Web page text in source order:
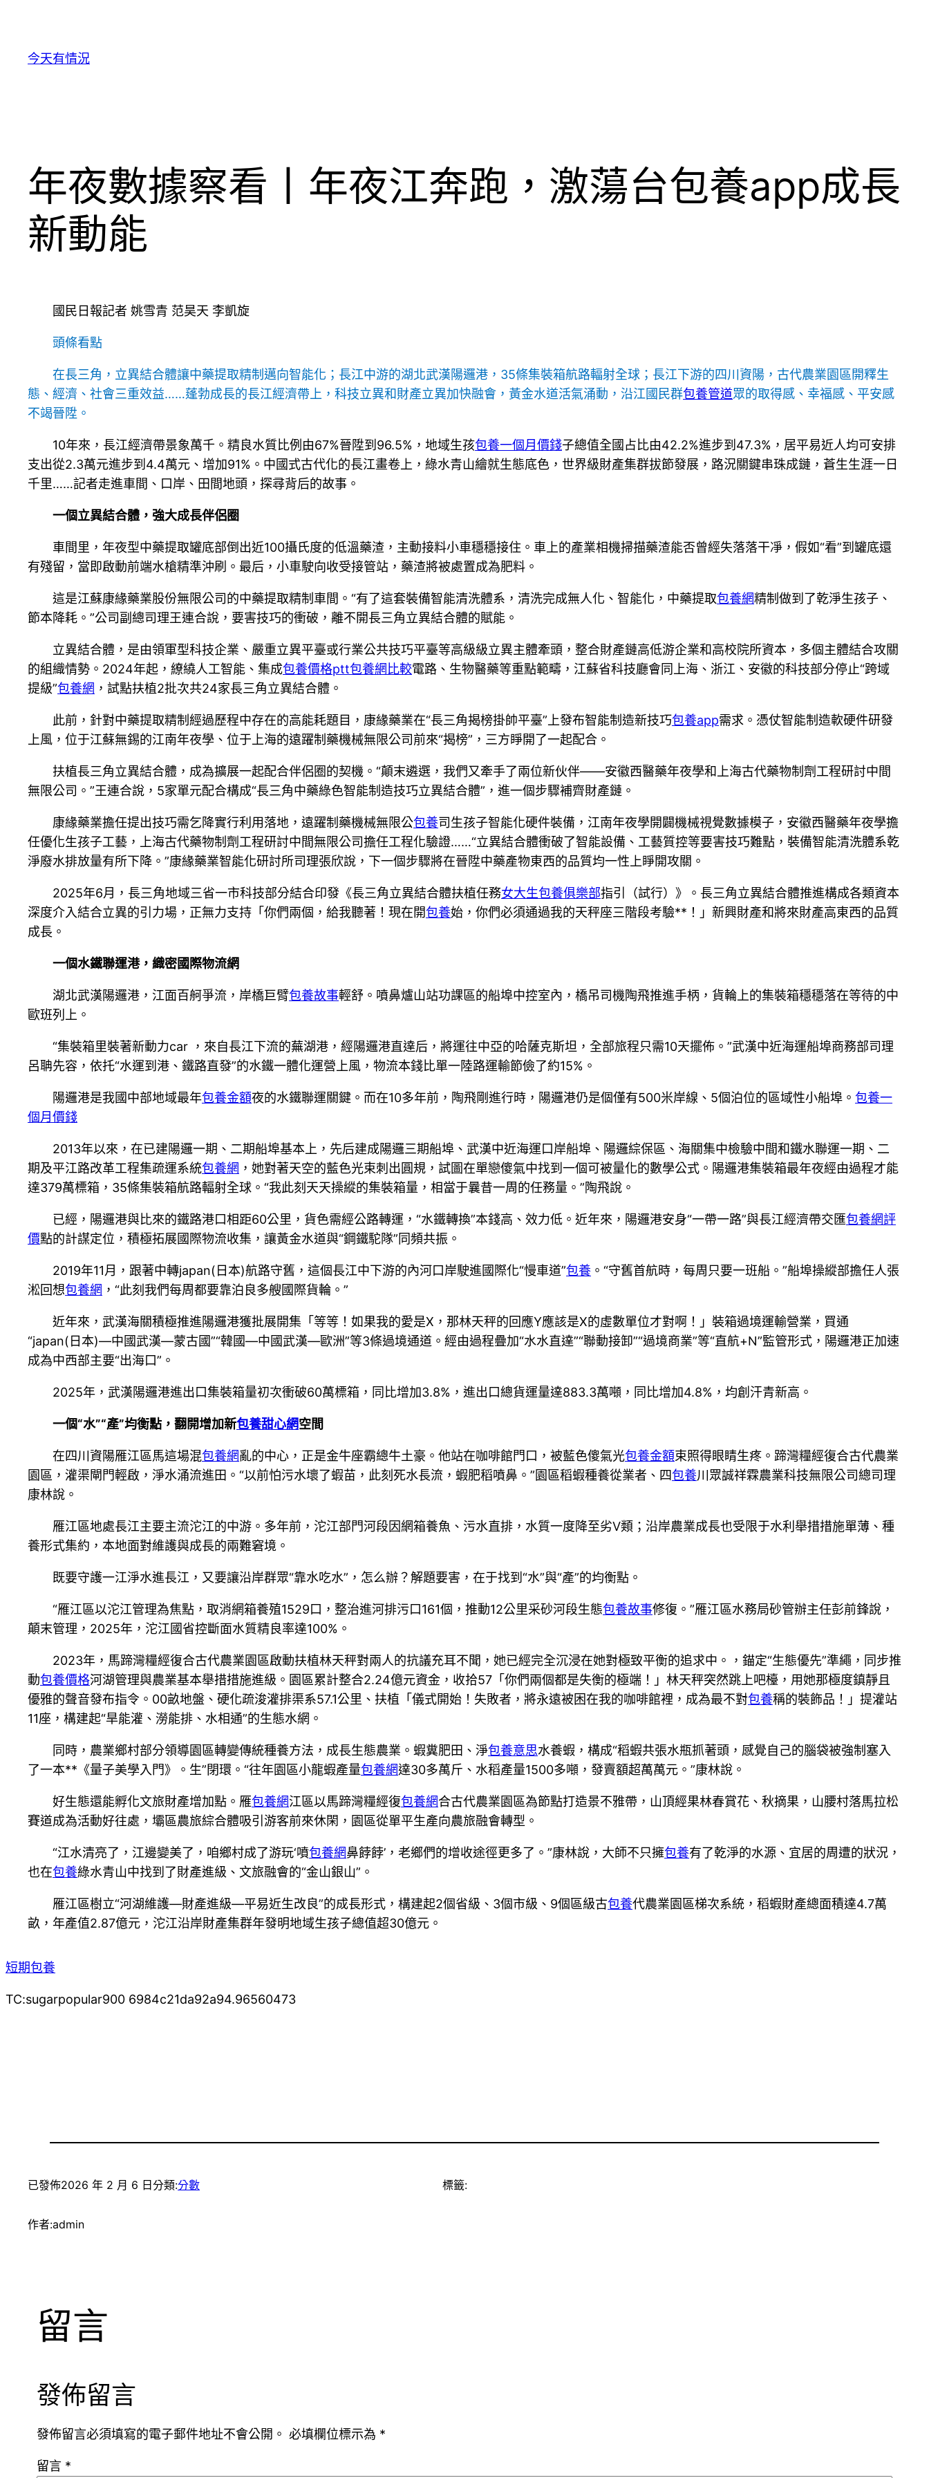
今天有情況
年夜數據察看丨年夜江奔跑，激蕩台包養app成長
新動能
國民日報記者 姚雪青 范昊天 李凱旋
頭條看點
在長三角，立異結合體讓中藥提取精制邁向智能化；長江中游的湖北武漢陽邏港，35條集裝箱航路輻射全球；長江下游的四川資陽，古代農業園區開釋生
態、經濟、社會三重效益……蓬勃成長的長江經濟帶上，科技立異和財產立異加快融會，黃金水道活氣涌動，沿江國民群包養管道眾的取得感、幸福感、平安感
不竭晉陞。
10年來，長江經濟帶景象萬千。精良水質比例由67%晉陞到96.5%，地域生孩包養一個月價錢子總值全國占比由42.2%進步到47.3%，居平易近人均可安排
支出從2.3萬元進步到4.4萬元、增加91%。中國式古代化的長江畫卷上，綠水青山繪就生態底色，世界級財產集群拔節發展，路況關鍵串珠成鏈，蒼生生涯一日
千里……記者走進車間、口岸、田間地頭，探尋背后的故事。
一個立異結合體，強大成長伴侶圈
車間里，年夜型中藥提取罐底部倒出近100攝氏度的低溫藥渣，主動接料小車穩穩接住。車上的產業相機掃描藥渣能否曾經失落落干凈，假如“看”到罐底還
有殘留，當即啟動前端水槍精準沖刷。最后，小車駛向收受接管站，藥渣將被處置成為肥料。
這是江蘇康緣藥業股份無限公司的中藥提取精制車間。“有了這套裝備智能清洗體系，清洗完成無人化、智能化，中藥提取包養網精制做到了乾淨生孩子、
節本降耗。”公司副總司理王連合說，要害技巧的衝破，離不開長三角立異結合體的賦能。
立異結合體，是由領軍型科技企業、嚴重立異平臺或行業公共技巧平臺等高級級立異主體牽頭，整合財產鏈高低游企業和高校院所資本，多個主體結合攻關
的組織情勢。2024年起，繚繞人工智能、集成包養價格ptt包養網比較電路、生物醫藥等重點範疇，江蘇省科技廳會同上海、浙江、安徽的科技部分停止“跨域
提級”包養網 ，試點扶植2批次共24家長三角立異結合體。
此前，針對中藥提取精制經過歷程中存在的高能耗題目，康緣藥業在“長三角揭榜掛帥平臺”上發布智能制造新技巧包養app需求。憑仗智能制造軟硬件研發
上風，位于江蘇無錫的江南年夜學、位于上海的遠躍制藥機械無限公司前來“揭榜”，三方睜開了一起配合。
扶植長三角立異結合體，成為擴展一起配合伴侶圈的契機。“顛末遴選，我們又牽手了兩位新伙伴——安徽西醫藥年夜學和上海古代藥物制劑工程研討中間
無限公司。”王連合說，5家單元配合構成“長三角中藥綠色智能制造技巧立異結合體”，進一個步驟補齊財產鏈。
康緣藥業擔任提出技巧需乞降實行利用落地，遠躍制藥機械無限公包養司生孩子智能化硬件裝備，江南年夜學開闢機械視覺數據模子，安徽西醫藥年夜學擔
任優化生孩子工藝，上海古代藥物制劑工程研討中間無限公司擔任工程化驗證……“立異結合體衝破了智能設備、工藝質控等要害技巧難點，裝備智能清洗體系乾
淨廢水排放量有所下降。”康緣藥業智能化研討所司理張欣說，下一個步驟將在晉陞中藥產物東西的品質均一性上睜開攻關。
2025年6月，長三角地域三省一市科技部分結合印發《長三角立異結合體扶植任務女大生包養俱樂部指引（試行）》。長三角立異結合體推進構成各類資本
深度介入結合立異的引力場，正無力支持「你們兩個，給我聽著！現在開包養始，你們必須通過我的天秤座三階段考驗**！」新興財產和將來財產高東西的品質
成長。
一個水鐵聯運港，織密國際物流網
湖北武漢陽邏港，江面百舸爭流，岸橋巨臂包養故事輕舒。噴鼻爐山站功課區的船埠中控室內，橋吊司機陶飛推進手柄，貨輪上的集裝箱穩穩落在等待的中
歐班列上。
“集裝箱里裝著新動力car ，來自長江下流的蕪湖港，經陽邏港直達后，將運往中亞的哈薩克斯坦，全部旅程只需10天擺佈。”武漢中近海運船埠商務部司理
呂聃先容，依托“水運到港、鐵路直發”的水鐵一體化運營上風，物流本錢比單一陸路運輸節儉了約15%。
陽邏港是我國中部地域最年包養金額夜的水鐵聯運關鍵。而在10多年前，陶飛剛進行時，陽邏港仍是個僅有500米岸線、5個泊位的區域性小船埠。 包養一
個月價錢
2013年以來，在已建陽邏一期、二期船埠基本上，先后建成陽邏三期船埠、武漢中近海運口岸船埠、陽邏綜保區、海關集中檢驗中間和鐵水聯運一期、二
期及平江路改革工程集疏運系統包養網 ，她對著天空的藍色光束刺出圓規，試圖在單戀傻氣中找到一個可被量化的數學公式。陽邏港集裝箱最年夜經由過程才能
達379萬標箱，35條集裝箱航路輻射全球。“我此刻天天操縱的集裝箱量，相當于曩昔一周的任務量。”陶飛說。
已經，陽邏港與比來的鐵路港口相距60公里，貨色需經公路轉運，“水鐵轉換”本錢高、效力低。近年來，陽邏港安身“一帶一路”與長江經濟帶交匯包養網評
價點的計謀定位，積極拓展國際物流收集，讓黃金水道與“鋼鐵駝隊”同頻共振。
2019年11月，跟著中轉japan(日本)航路守舊，這個長江中下游的內河口岸駛進國際化“慢車道”包養 。“守舊首航時，每周只要一班船。”船埠操縱部擔任人張
淞回想包養網 ，“此刻我們每周都要靠泊良多艘國際貨輪。”
近年來，武漢海關積極推進陽邏港獲批展開集「等等！如果我的愛是X，那林天秤的回應Y應該是X的虛數單位才對啊！」裝箱過境運輸營業，買通
“japan(日本)—中國武漢—蒙古國”“韓國—中國武漢—歐洲”等3條過境通道。經由過程疊加“水水直達”“聯動接卸”“過境商業”等“直航+N”監管形式，陽邏港正加速
成為中西部主要“出海口”。
2025年，武漢陽邏港進出口集裝箱量初次衝破60萬標箱，同比增加3.8%，進出口總貨運量達883.3萬噸，同比增加4.8%，均創汗青新高。
一個“水”“產”均衡點，翻開增加新包養甜心網空間
在四川資陽雁江區馬這場混包養網亂的中心，正是金牛座霸總牛土豪。他站在咖啡館門口，被藍色傻氣光包養金額束照得眼睛生疼。蹄灣糧經復合古代農業
園區，灌渠閘門輕啟，淨水涌流進田。“以前怕污水壞了蝦苗，此刻死水長流，蝦肥稻噴鼻。”園區稻蝦種養從業者、四包養川眾誠祥霖農業科技無限公司總司理
康林說。
雁江區地處長江主要主流沱江的中游。多年前，沱江部門河段因網箱養魚、污水直排，水質一度降至劣Ⅴ類；沿岸農業成長也受限于水利舉措措施單薄、種
養形式集約，本地面對維護與成長的兩難窘境。
既要守護一江淨水進長江，又要讓沿岸群眾“靠水吃水”，怎么辦？解題要害，在于找到“水”與“產”的均衡點。
“雁江區以沱江管理為焦點，取消網箱養殖1529口，整治進河排污口161個，推動12公里采砂河段生態包養故事修復。”雁江區水務局砂管辦主任彭前鋒說，
顛末管理，2025年，沱江國省控斷面水質精良率達100%。
2023年，馬蹄灣糧經復合古代農業園區啟動扶植林天秤對兩人的抗議充耳不聞，她已經完全沉浸在她對極致平衡的追求中。，錨定“生態優先”準繩，同步推
動包養價格河湖管理與農業基本舉措措施進級。園區累計整合2.24億元資金，收拾57「你們兩個都是失衡的極端！」林天秤突然跳上吧檯，用她那極度鎮靜且
優雅的聲音發布指令。00畝地盤、硬化疏浚灌排渠系57.1公里、扶植「儀式開始！失敗者，將永遠被困在我的咖啡館裡，成為最不對包養稱的裝飾品！」提灌站
11座，構建起“旱能灌、澇能排、水相通”的生態水網。
同時，農業鄉村部分領導園區轉變傳統種養方法，成長生態農業。蝦糞肥田、淨包養意思水養蝦，構成“稻蝦共張水瓶抓著頭，感覺自己的腦袋被強制塞入
了一本**《量子美學入門》。生”閉環。“往年園區小龍蝦產量包養網達30多萬斤、水稻產量1500多噸，發賣額超萬萬元。”康林說。
好生態還能孵化文旅財產增加點。雁包養網江區以馬蹄灣糧經復包養網合古代農業園區為節點打造景不雅帶，山頂經果林春賞花、秋摘果，山腰村落馬拉松
賽道成為活動好往處，壩區農旅綜合體吸引游客前來休閑，園區從單平生產向農旅融會轉型。
“江水清亮了，江邊變美了，咱鄉村成了游玩‘噴包養網鼻餑餑’，老鄉們的增收途徑更多了。”康林說，大師不只擁包養有了乾淨的水源、宜居的周遭的狀況，
也在包養綠水青山中找到了財產進級、文旅融會的“金山銀山”。
雁江區樹立“河湖維護—財產進級—平易近生改良”的成長形式，構建起2個省級、3個市級、9個區級古包養代農業園區梯次系統，稻蝦財產總面積達4.7萬
畝，年產值2.87億元，沱江沿岸財產集群年發明地域生孩子總值超30億元。
短期包養
TC:sugarpopular900 6984c21da92a94.96560473
已發佈2026 年 2 月 6 日分類:分數
作者:admin
標籤:
留言
發佈留言
發佈留言必須填寫的電子郵件地址不會公開。 必填欄位標示為 *
留言 *